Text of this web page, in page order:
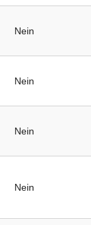
Nein
Nein
Nein
Nein